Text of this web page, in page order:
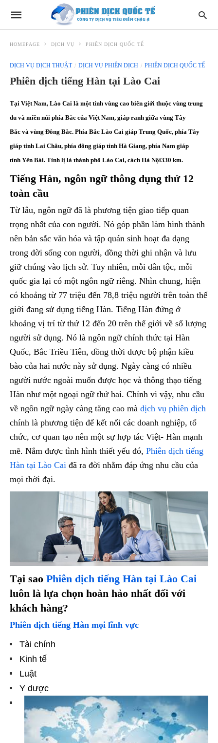
HOMEPAGE DỊCH VỤ PHIÊN DỊCH QUỐC TẾ
DỊCH VỤ DỊCH THUẬT DỊCH VỤ PHIÊN DỊCH PHIÊN DỊCH QUỐC TẾ
Phiên dịch tiếng Hàn tại Lào Cai
Tại Việt Nam, Lào Cai là một tỉnh vùng cao biên giới thuộc vùng trung
du và miền núi phía Bắc của Việt Nam, giáp ranh giữa vùng Tây
Bắc và vùng Đông Bắc. Phía Bắc Lào Cai giáp Trung Quốc, phía Tây
giáp tỉnh Lai Châu, phía đông giáp tỉnh Hà Giang, phía Nam giáp
tỉnh Yên Bái. Tỉnh lị là thành phố Lào Cai, cách Hà Nội330 km.
Tiếng Hàn, ngôn ngữ thông dụng thứ 12
toàn cầu
Từ lâu, ngôn ngữ đã là phương tiện giao tiếp quan
trọng nhất của con người. Nó góp phần làm hình thành
nên bản sắc văn hóa và tập quán sinh hoạt đa dạng
trong đời sống con người, đồng thời ghi nhận và lưu
giữ chúng vào lịch sử. Tuy nhiên, mỗi dân tộc, mỗi
quốc gia lại có một ngôn ngữ riêng. Nhìn chung, hiện
có khoảng từ 77 triệu đến 78,8 triệu người trên toàn thế
giới đang sử dụng tiếng Hàn. Tiếng Hàn đứng ở
khoảng vị trí từ thứ 12 đến 20 trên thế giới về số lượng
người sử dụng. Nó là ngôn ngữ chính thức tại Hàn
Quốc, Bắc Triều Tiên, đồng thời được bộ phận kiều
bào của hai nước này sử dụng. Ngày càng có nhiều
người nước ngoài muốn được học và thông thạo tiếng
Hàn như một ngoại ngữ thứ hai. Chính vì vậy, nhu cầu
về ngôn ngữ ngày càng tăng cao mà dịch vụ phiên dịch
chính là phương tiện để kết nối các doanh nghiệp, tổ
chức, cơ quan tạo nên một sự hợp tác Việt- Hàn mạnh
mẽ. Nắm được tình hình thiết yếu đó, Phiên dịch tiếng
Hàn tại Lào Cai đã ra đời nhằm đáp ứng nhu cầu của
mọi thời đại.
Tại sao Phiên dịch tiếng Hàn tại Lào Cai
luôn là lựa chọn hoàn hảo nhất đối với
khách hàng?
Phiên dịch tiếng Hàn mọi lĩnh vực
Tài chính
Kinh tế
Luật
Y dược